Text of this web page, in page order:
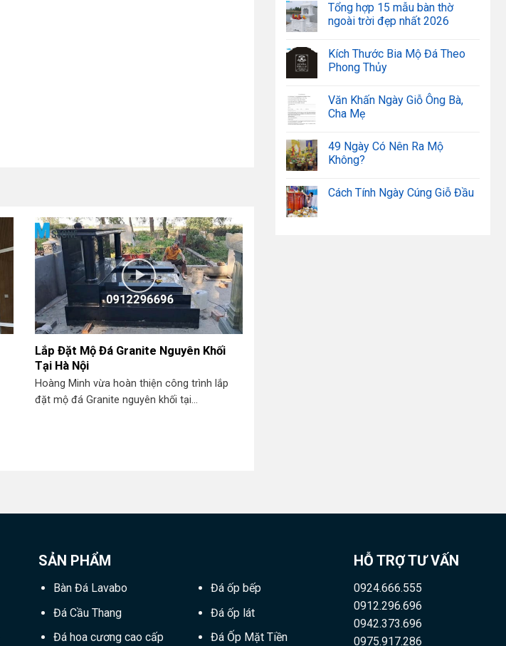
Lắp Đặt Mộ Đá Granite Nguyên Khối
Tại Hà Nội
Hoàng Minh vừa hoàn thiện công trình lắp
đặt mộ đá Granite nguyên khối tại...
Tổng hợp 15 mẫu bàn thờ
ngoài trời đẹp nhất 2026
Kích Thước Bia Mộ Đá Theo
Phong Thủy
Văn Khấn Ngày Giỗ Ông Bà,
Cha Mẹ
49 Ngày Có Nên Ra Mộ
Không?
Cách Tính Ngày Cúng Giỗ Đầu
SẢN PHẨM
Bàn Đá Lavabo
Đá Cầu Thang
Đá hoa cương cao cấp
Đá ốp bếp
Đá ốp lát
Đá Ốp Mặt Tiền
HỖ TRỢ TƯ VẤN
0924.666.555
0912.296.696
0942.373.696
0975.917.286